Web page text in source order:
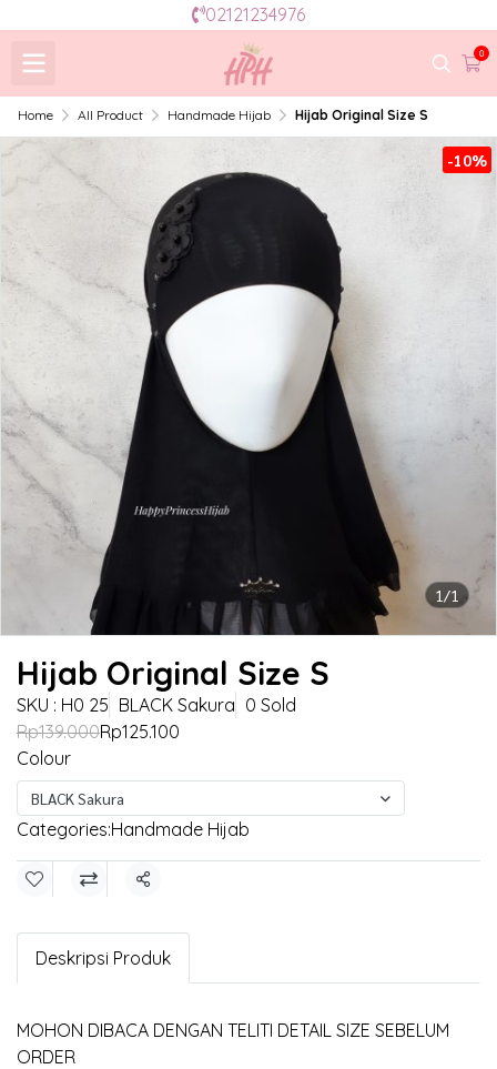
02121234976
0
Home All Product Handmade Hijab Hijab Original Size S
1/1
-10%
Hijab Original Size S
SKU : H0 25 BLACK Sakura 0 Sold
Rp139.000Rp125.100
Colour
BLACK Sakura
Categories:Handmade Hijab
Share
Deskripsi Produk
MOHON DIBACA DENGAN TELITI DETAIL SIZE SEBELUM
ORDER